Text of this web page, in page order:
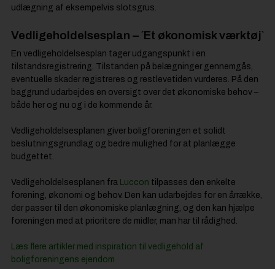
udlægning af eksempelvis slotsgrus.
Vedligeholdelsesplan – ´Et økonomisk værktøj`
En vedligeholdelsesplan tager udgangspunkt i en
tilstandsregistrering. Tilstanden på belægninger gennemgås,
eventuelle skader registreres og restlevetiden vurderes. På den
baggrund udarbejdes en oversigt over det økonomiske behov –
både her og nu og i de kommende år.
Vedligeholdelsesplanen giver boligforeningen et solidt
beslutningsgrundlag og bedre mulighed for at planlægge
budgettet.
Vedligeholdelsesplanen fra Luccon tilpasses den enkelte
forening, økonomi og behov. Den kan udarbejdes for en årrække,
der passer til den økonomiske planlægning, og den kan hjælpe
foreningen med at prioritere de midler, man har til rådighed.
Læs flere artikler med inspiration til vedligehold af
boligforeningens ejendom